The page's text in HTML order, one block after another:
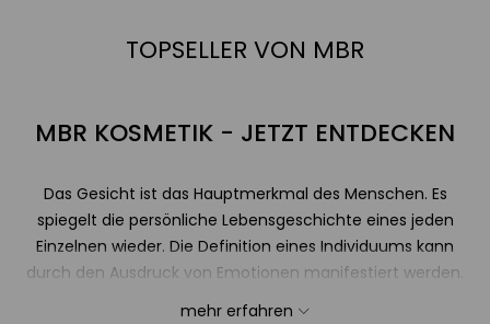
TOPSELLER VON MBR
MBR KOSMETIK - JETZT ENTDECKEN
Das Gesicht ist das Hauptmerkmal des Menschen. Es
spiegelt die persönliche Lebensgeschichte eines jeden
Einzelnen wieder. Die Definition eines Individuums kann
durch den Ausdruck von Emotionen manifestiert werden.
Gesichter können wir wie ein Buch lesen. Nicht nur
mehr erfahren